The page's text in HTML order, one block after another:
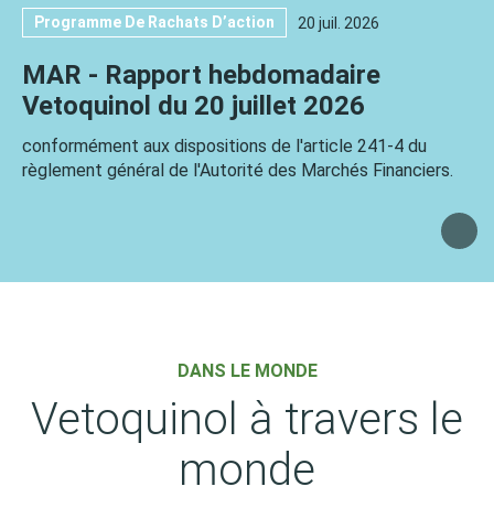
Programme De Rachats D’action 20 juil. 2026
MAR - Rapport hebdomadaire
Vetoquinol du 20 juillet 2026
conformément aux dispositions de l'article 241-4 du
règlement général de l'Autorité des Marchés Financiers.
DANS LE MONDE
Vetoquinol à travers le
monde